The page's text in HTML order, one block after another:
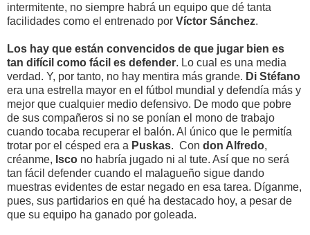
intermitente, no siempre habrá un equipo que dé tanta
facilidades como el entrenado por Víctor Sánchez.
Los hay que están convencidos de que jugar bien es
tan difícil como fácil es defender. Lo cual es una media
verdad. Y, por tanto, no hay mentira más grande. Di Stéfano
era una estrella mayor en el fútbol mundial y defendía más y
mejor que cualquier medio defensivo. De modo que pobre
de sus compañeros si no se ponían el mono de trabajo
cuando tocaba recuperar el balón. Al único que le permitía
trotar por el césped era a Puskas. Con don Alfredo,
créanme, Isco no habría jugado ni al tute. Así que no será
tan fácil defender cuando el malagueño sigue dando
muestras evidentes de estar negado en esa tarea. Díganme,
pues, sus partidarios en qué ha destacado hoy, a pesar de
que su equipo ha ganado por goleada.